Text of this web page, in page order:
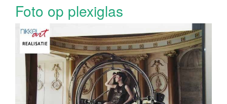
Foto op plexiglas